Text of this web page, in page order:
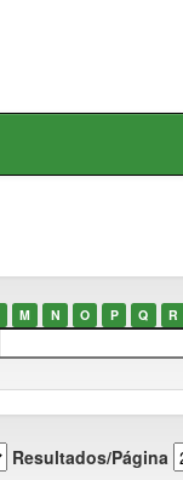
M N O P Q R
Resultados/Página